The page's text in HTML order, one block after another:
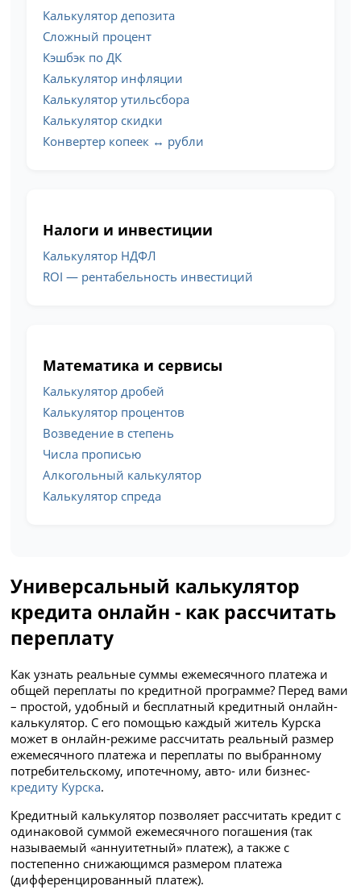
Калькулятор депозита
Сложный процент
Кэшбэк по ДК
Калькулятор инфляции
Калькулятор утильсбора
Калькулятор скидки
Конвертер копеек ↔ рубли
Налоги и инвестиции
Калькулятор НДФЛ
ROI — рентабельность инвестиций
Математика и сервисы
Калькулятор дробей
Калькулятор процентов
Возведение в степень
Числа прописью
Алкогольный калькулятор
Калькулятор спреда
Универсальный калькулятор
кредита онлайн - как рассчитать
переплату
Как узнать реальные суммы ежемесячного платежа и
общей переплаты по кредитной программе? Перед вами
– простой, удобный и бесплатный кредитный онлайн-
калькулятор. С его помощью каждый житель Курска
может в онлайн-режиме рассчитать реальный размер
ежемесячного платежа и переплаты по выбранному
потребительскому, ипотечному, авто- или бизнес-
кредиту Курска.
Кредитный калькулятор позволяет рассчитать кредит с
одинаковой суммой ежемесячного погашения (так
называемый «аннуитетный» платеж), а также с
постепенно снижающимся размером платежа
(дифференцированный платеж).